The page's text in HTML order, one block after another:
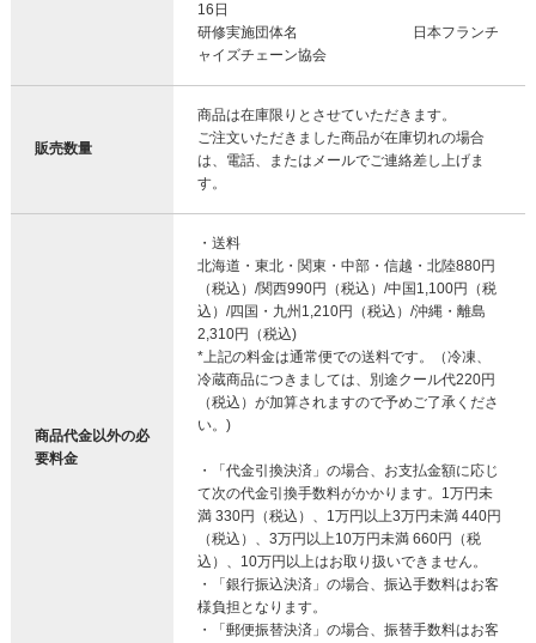
16日
研修実施団体名 日本フランチ
ャイズチェーン協会
販売数量
商品は在庫限りとさせていただきます。
ご注文いただきました商品が在庫切れの場合
は、電話、またはメールでご連絡差し上げま
す。
商品代金以外の必
要料金
・送料
北海道・東北・関東・中部・信越・北陸880円
（税込）/関西990円（税込）/中国1,100円（税
込）/四国・九州1,210円（税込）/沖縄・離島
2,310円（税込)
*上記の料金は通常便での送料です。（冷凍、
冷蔵商品につきましては、別途クール代220円
（税込）が加算されますので予めご了承くださ
い。)
・「代金引換決済」の場合、お支払金額に応じ
て次の代金引換手数料がかかります。1万円未
満 330円（税込）、1万円以上3万円未満 440円
（税込）、3万円以上10万円未満 660円（税
込）、10万円以上はお取り扱いできません。
・「銀行振込決済」の場合、振込手数料はお客
様負担となります。
・「郵便振替決済」の場合、振替手数料はお客